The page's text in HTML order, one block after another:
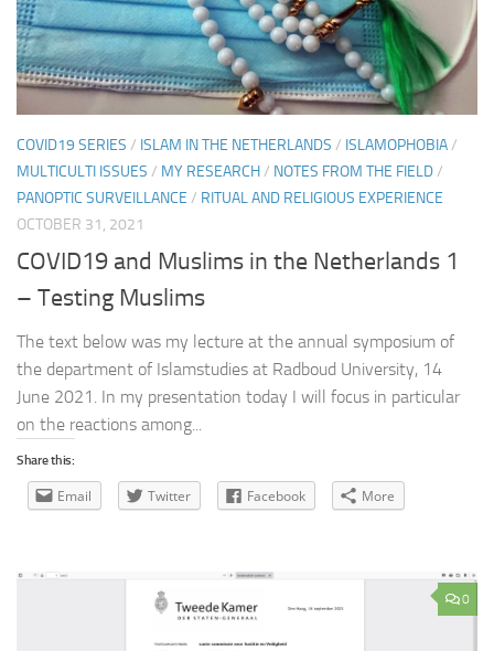
COVID19 SERIES / ISLAM IN THE NETHERLANDS / ISLAMOPHOBIA/
MULTICULTI ISSUES / MY RESEARCH/ NOTES FROM THE FIELD/
PANOPTIC SURVEILLANCE / RITUAL AND RELIGIOUS EXPERIENCE
OCTOBER 31, 2021
COVID19 and Muslims in the Netherlands 1
– Testing Muslims
The text below was my lecture at the annual symposium of
the department of Islamstudies at Radboud University, 14
June 2021. In my presentation today I will focus in particular
on the reactions among...
Share this:
Email Twitter Facebook More
0